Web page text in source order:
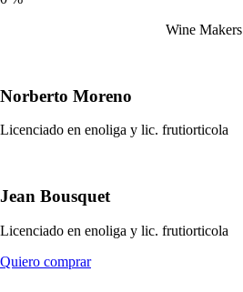
Wine Makers
Norberto Moreno
Licenciado en enoliga y lic. frutiorticola
Jean Bousquet
Licenciado en enoliga y lic. frutiorticola
Quiero comprar